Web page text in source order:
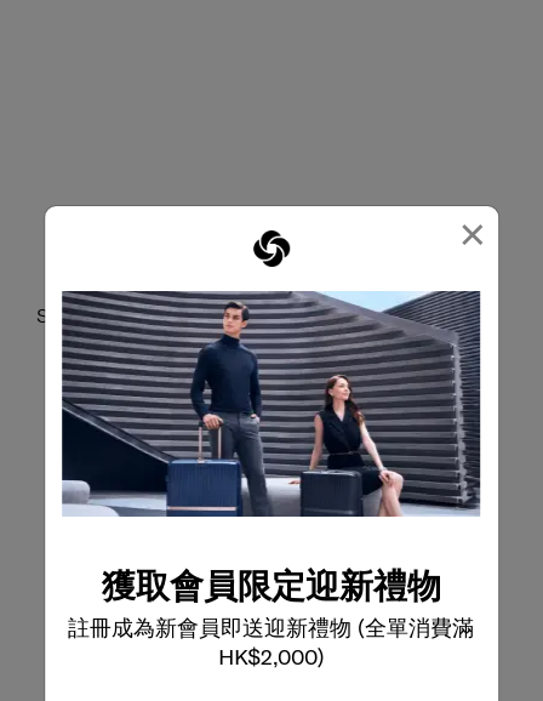
×
獲取會員限定迎新禮物
註冊成為新會員即送迎新禮物 (全單消費滿
HK$2,000)
SAMSONITE極簡主義設計
Red Dot Winner
Samsonite極簡主義設計獲得德國紅點大獎殊榮。